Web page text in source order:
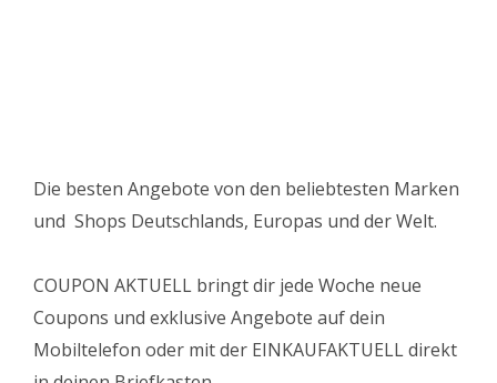
Die besten Angebote von den beliebtesten Marken
und Shops Deutschlands, Europas und der Welt.
COUPON AKTUELL bringt dir jede Woche neue
Coupons und exklusive Angebote auf dein
Mobiltelefon oder mit der EINKAUFAKTUELL direkt